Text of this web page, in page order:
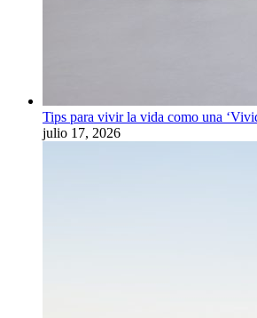
Tips para vivir la vida como una
julio 17, 2026